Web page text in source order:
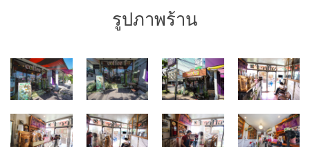
รูปภาพร้าน